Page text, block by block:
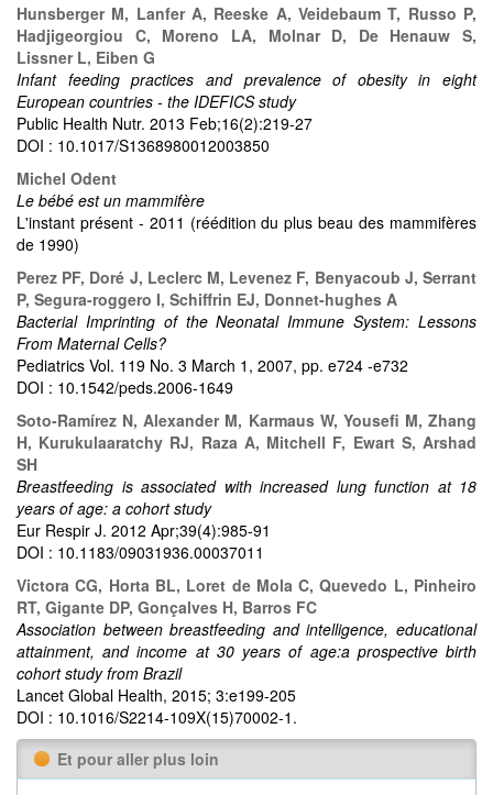
Hunsberger M, Lanfer A, Reeske A, Veidebaum T, Russo P,
Hadjigeorgiou C, Moreno LA, Molnar D, De Henauw S,
Lissner L, Eiben G
Infant feeding practices and prevalence of obesity in eight
European countries - the IDEFICS study
Public Health Nutr. 2013 Feb;16(2):219-27
DOI : 10.1017/S1368980012003850
Michel Odent
Le bébé est un mammifère
L'instant présent - 2011 (réédition du plus beau des mammifères
de 1990)
Perez PF, Doré J, Leclerc M, Levenez F, Benyacoub J, Serrant
P, Segura-roggero I, Schiffrin EJ, Donnet-hughes A
Bacterial Imprinting of the Neonatal Immune System: Lessons
From Maternal Cells?
Pediatrics Vol. 119 No. 3 March 1, 2007, pp. e724 -e732
DOI : 10.1542/peds.2006-1649
Soto-Ramírez N, Alexander M, Karmaus W, Yousefi M, Zhang
H, Kurukulaaratchy RJ, Raza A, Mitchell F, Ewart S, Arshad
SH
Breastfeeding is associated with increased lung function at 18
years of age: a cohort study
Eur Respir J. 2012 Apr;39(4):985-91
DOI : 10.1183/09031936.00037011
Victora CG, Horta BL, Loret de Mola C, Quevedo L, Pinheiro
RT, Gigante DP, Gonçalves H, Barros FC
Association between breastfeeding and intelligence, educational
attainment, and income at 30 years of age:a prospective birth
cohort study from Brazil
Lancet Global Health, 2015; 3:e199-205
DOI : 10.1016/S2214-109X(15)70002-1.
Et pour aller plus loin